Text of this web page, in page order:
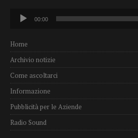
Audio
Player
00:00
Home
Archivio notizie
Come ascoltarci
Informazione
Pubblicità per le Aziende
Radio Sound